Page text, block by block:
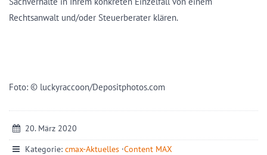
Rechtsanwalt und/oder Steuerberater klären.
Foto: © luckyraccoon/Depositphotos.com
20. März 2020
Kategorie: cmax-Aktuelles ·Content MAX